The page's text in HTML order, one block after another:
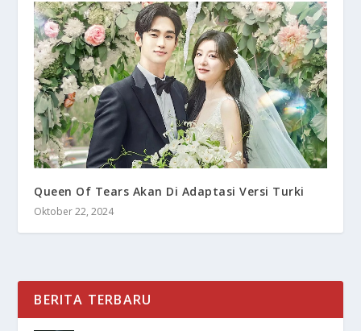
Queen Of Tears Akan Di Adaptasi Versi Turki
Oktober 22, 2024
BERITA TERBARU